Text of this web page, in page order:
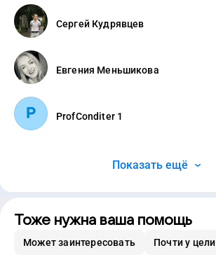
Сергей Кудрявцев
Евгения Меньшикова
ProfConditer 1
Показать ещё
Тоже нужна ваша помощь
Может заинтересовать Почти у цели